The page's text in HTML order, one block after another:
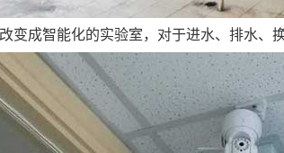
变成智能化的实验室，对于进水、排水、